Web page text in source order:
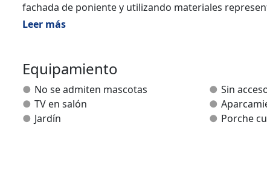
fachada de poniente y utilizando materiales
Dotados con :
* Televisor LCD.
* Colchones visco - elásticos.
Leer más
Equipamiento
No se admiten mascotas Sin
TV en salón
Jardín
Porche